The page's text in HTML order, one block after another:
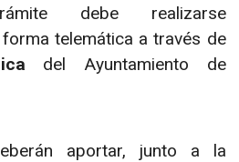
debe realizarse
telemática a través de
del Ayuntamiento de
aportar, junto a la